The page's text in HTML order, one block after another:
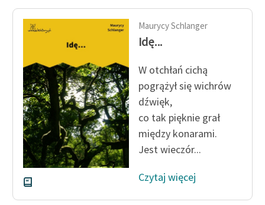
Materiały promocyjne
Polityka prywatności
Dane fundacji i
sprawozdania finansowe
Regulamin darowizn
Informacja o treściach
wrażliwych
Deklaracja dostępności
Maurycy Schlanger
Idę...
W otchłań cichą
pogrążył się wichrów
dźwięk,
co tak pięknie grał
między konarami.
Jest wieczór...
Czytaj więcej